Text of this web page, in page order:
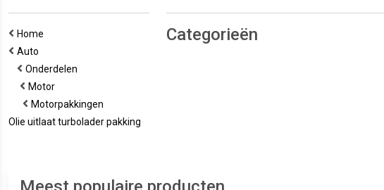
Home
Auto
Onderdelen
Motor
Motorpakkingen
Olie uitlaat turbolader pakking
Categorieën